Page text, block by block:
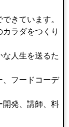
きています。
ラダをつくり
人生を送るた
、フードコーデ
開発、講師、料